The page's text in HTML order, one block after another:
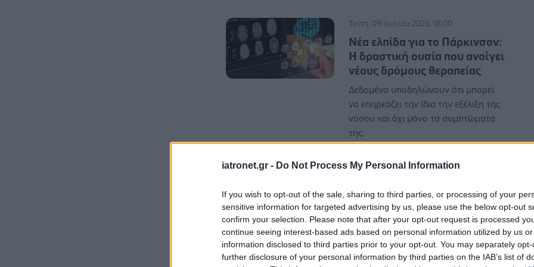
iatronet.gr - Do Not Process My Personal Information
If you wish to opt-out of the sale, sharing to third parties, or processing of your
sensitive information for targeted advertising by us, please use the below opt-out
confirm your selection. Please note that after your opt-out request is processed
continue seeing interest-based ads based on personal information utilized by us
information disclosed to third parties prior to your opt-out. You may separately
further disclosure of your personal information by third parties on the IAB’s list of
Τρίτη, 09 Ιουνίου 2026, 18:00
Νέα ελπίδα για το Πάρκινσον:
Η δραστική ουσία που ανοίγει
νέους δρόμους θεραπείας
Δεδομένα υποδηλώνουν ότι μπορεί
να επηρεάζει την ίδια την εξέλιξη της
νόσου και όχι μόνο τα συμπτώματά
της.
Παρασκευή, 29 Μαΐου 2026, 18:00
Πώς συνδέεται το έντερο και
το ανοσοποιητικό στη νόσο
Πάρκινσον